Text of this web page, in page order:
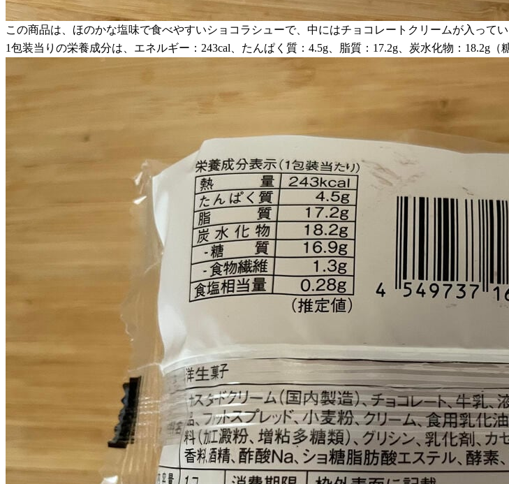
この商品は、ほのかな塩味で食べやすいショコラシューで、中にはチョコレートクリームが入ってい
1包装当りの栄養成分は、エネルギー：243cal、たんぱく質：4.5g、脂質：17.2g、炭水化物：18.2g（